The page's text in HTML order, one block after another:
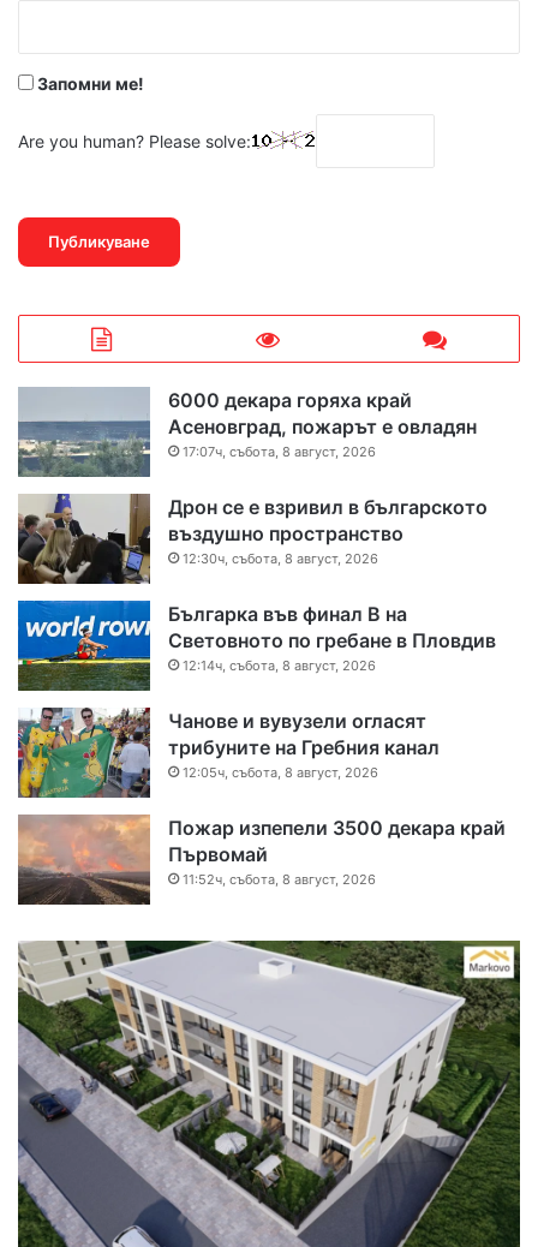
Запомни ме!
Are you human? Please solve:
6000 декара горяха край
Асеновград, пожарът е овладян
17:07ч, събота, 8 август, 2026
Дрон се е взривил в българското
въздушно пространство
12:30ч, събота, 8 август, 2026
Българка във финал B на
Световното по гребане в Пловдив
12:14ч, събота, 8 август, 2026
Чанове и вувузели огласят
трибуните на Гребния канал
12:05ч, събота, 8 август, 2026
Пожар изпепели 3500 декара край
Първомай
11:52ч, събота, 8 август, 2026